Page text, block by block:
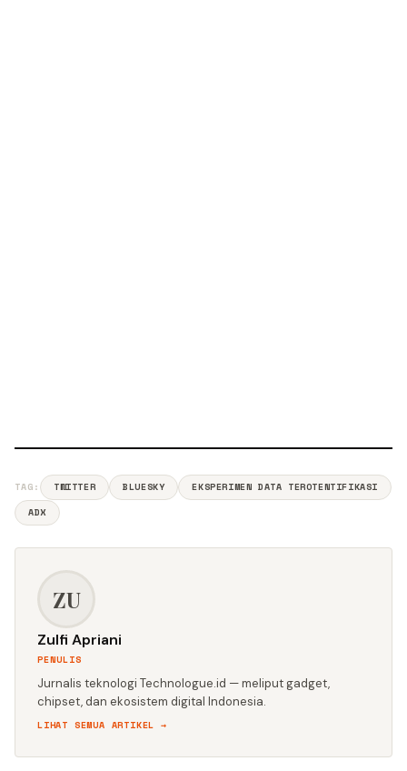
TAG: TWITTER BLUESKY
EKSPERIMEN DATA TEROTENTIFIKASI
ADX
ZU
Zulfi Apriani
PENULIS
Jurnalis teknologi Technologue.id — meliput gadget,
chipset, dan ekosistem digital Indonesia.
LIHAT SEMUA ARTIKEL →